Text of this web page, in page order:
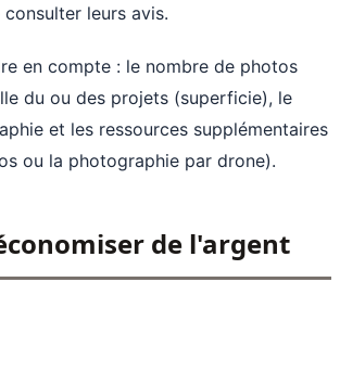
leurs avis.
en compte : le nombre de photos
du ou des projets (superficie), le
et les ressources supplémentaires
ou la photographie par drone).
de l'argent